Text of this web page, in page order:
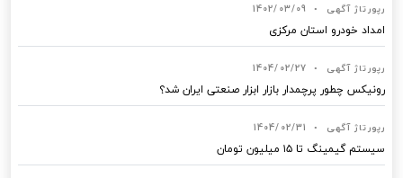
رپورتاژ آگهی •
1402/03/09
امداد خودرو استان مرکزی
رپورتاژ آگهی •
1404/02/27
رونیکس چطور پرچمدار بازار ابزار صنعتی ایران شد؟
رپورتاژ آگهی •
1404/02/31
سیستم گیمینگ تا ۱۵ میلیون تومان